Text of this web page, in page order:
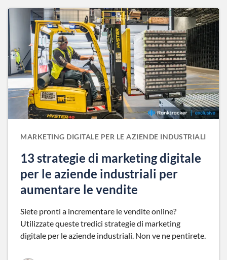
MARKETING DIGITALE PER LE AZIENDE INDUSTRIALI
13 strategie di marketing digitale
per le aziende industriali per
aumentare le vendite
Siete pronti a incrementare le vendite online?
Utilizzate queste tredici strategie di marketing
digitale per le aziende industriali. Non ve ne pentirete.